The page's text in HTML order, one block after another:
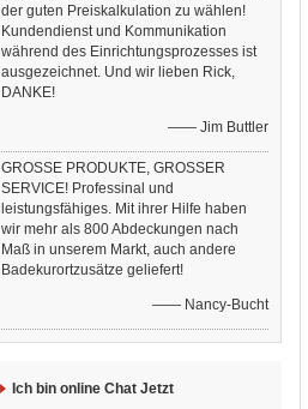
der guten Preiskalkulation zu wählen!
Kundendienst und Kommunikation
während des Einrichtungsprozesses ist
ausgezeichnet. Und wir lieben Rick,
DANKE!
—— Jim Buttler
GROSSE PRODUKTE, GROSSER
SERVICE! Professinal und
leistungsfähiges. Mit ihrer Hilfe haben
wir mehr als 800 Abdeckungen nach
Maß in unserem Markt, auch andere
Badekurortzusätze geliefert!
—— Nancy-Bucht
Ich bin online Chat Jetzt